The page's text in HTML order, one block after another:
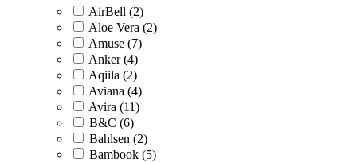
AirBell (2)
Aloe Vera (2)
Amuse (7)
Anker (4)
Aqiila (2)
Aviana (4)
Avira (11)
B&C (6)
Bahlsen (2)
Bambook (5)